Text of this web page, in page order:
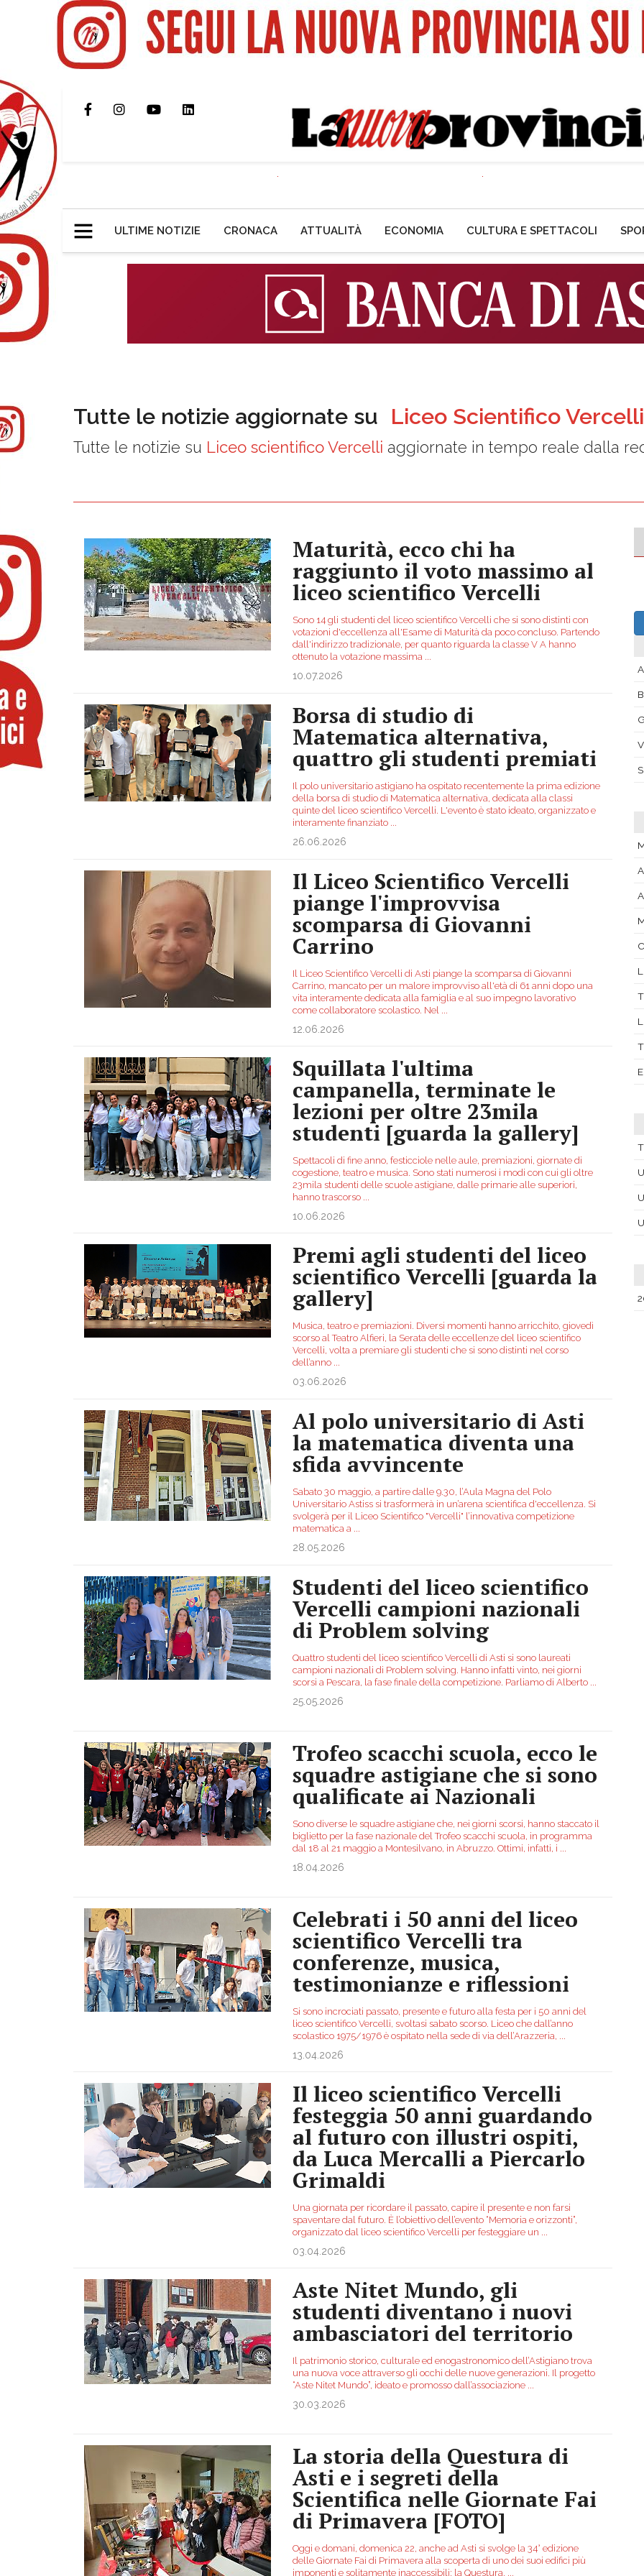
ULTIME NOTIZIE CRONACA ATTUALITÀ ECONOMIA CULTURA E SPETTACOLI
Tutte le notizie aggiornate su Liceo Scientifico Vercelli
Tutte le notizie su Liceo scientifico Vercelli aggiornate in tempo reale dalla
Maturità, ecco chi ha
raggiunto il voto massimo al
liceo scientifico Vercelli
Sono 14 gli studenti del liceo scientifico Vercelli che si sono distinti con
votazioni d'eccellenza all'Esame di Maturità da poco concluso. Partendo
dall'indirizzo tradizionale, per quanto riguarda la classe V A hanno
ottenuto la votazione massima
10.07.2026
Borsa di studio di
Matematica alternativa,
quattro gli studenti premiati
Il polo universitario astigiano ha ospitato recentemente la prima edizione
della borsa di studio di Matematica alternativa, dedicata alla classi
quinte del liceo scientifico Vercelli. L'evento è stato ideato, organizzato e
interamente finanziato
26.06.2026
Il Liceo Scientifico Vercelli
piange l'improvvisa
scomparsa di Giovanni
Carrino
Il Liceo Scientifico Vercelli di Asti piange la scomparsa di Giovanni
Carrino, mancato per un malore improvviso all'età di 61 anni dopo una
vita interamente dedicata alla famiglia e al suo impegno lavorativo
come collaboratore scolastico. Nel
12.06.2026
Squillata l'ultima
campanella, terminate le
lezioni per oltre 23mila
studenti [guarda la gallery]
Spettacoli di fine anno, festicciole nelle aule, premiazioni, giornate di
cogestione, teatro e musica. Sono stati numerosi i modi con cui gli oltre
23mila studenti delle scuole astigiane, dalle primarie alle superiori,
hanno trascorso
10.06.2026
Premi agli studenti del liceo
scientifico Vercelli [guarda la
gallery]
Musica, teatro e premiazioni. Diversi momenti hanno arricchito, giovedì
scorso al Teatro Alfieri, la Serata delle eccellenze del liceo scientifico
Vercelli, volta a premiare gli studenti che si sono distinti nel corso
dell’anno
03.06.2026
Al polo universitario di Asti
la matematica diventa una
sfida avvincente
Sabato 30 maggio, a partire dalle 9.30, l’Aula Magna del Polo
Universitario Astiss si trasformerà in un’arena scientifica d'eccellenza. Si
svolgerà per il Liceo Scientifico "Vercelli" l’innovativa competizione
matematica a
28.05.2026
Studenti del liceo scientifico
Vercelli campioni nazionali
di Problem solving
Quattro studenti del liceo scientifico Vercelli di Asti si sono laureati
campioni nazionali di Problem solving. Hanno infatti vinto, nei giorni
scorsi a Pescara, la fase finale della competizione. Parliamo di Alberto
25.05.2026
Trofeo scacchi scuola, ecco le
squadre astigiane che si sono
qualificate ai Nazionali
Sono diverse le squadre astigiane che, nei giorni scorsi, hanno staccato il
biglietto per la fase nazionale del Trofeo scacchi scuola, in programma
dal 18 al 21 maggio a Montesilvano, in Abruzzo. Ottimi, infatti, i
18.04.2026
Celebrati i 50 anni del liceo
scientifico Vercelli tra
conferenze, musica,
testimonianze e riflessioni
Si sono incrociati passato, presente e futuro alla festa per i 50 anni del
liceo scientifico Vercelli, svoltasi sabato scorso. Liceo che dall’anno
scolastico 1975/1976 è ospitato nella sede di via dell’Arazzeria,
13.04.2026
Il liceo scientifico Vercelli
festeggia 50 anni guardando
al futuro con illustri ospiti,
da Luca Mercalli a Piercarlo
Grimaldi
Una giornata per ricordare il passato, capire il presente e non farsi
spaventare dal futuro. È l’obiettivo dell’evento “Memoria e orizzonti”,
organizzato dal liceo scientifico Vercelli per festeggiare un
03.04.2026
Aste Nitet Mundo, gli
studenti diventano i nuovi
ambasciatori del territorio
Il patrimonio storico, culturale ed enogastronomico dell’Astigiano trova
una nuova voce attraverso gli occhi delle nuove generazioni. Il progetto
“Aste Nitet Mundo”, ideato e promosso dall’associazione
30.03.2026
La storia della Questura di
Asti e i segreti della
Scientifica nelle Giornate Fai
di Primavera [FOTO]
Oggi e domani, domenica 22, anche ad Asti si svolge la 34° edizione
delle Giornate Fai di Primavera alla scoperta di uno dei suoi edifici più
imponenti e solitamente inaccessibili: la Questura.